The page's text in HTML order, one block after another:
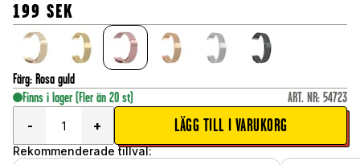
199 SEK
Färg: Rosa guld
Finns i lager (Fler än 20 st) ART. NR: 54723
-
+ LÄGG TILL I VARUKORG
Rekommenderade tillval: